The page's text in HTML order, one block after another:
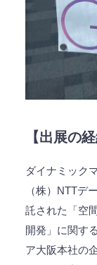
【出展の経
ダイナミック
（株）NTTデ
託された「空
開発」に関す
ア大阪本社の